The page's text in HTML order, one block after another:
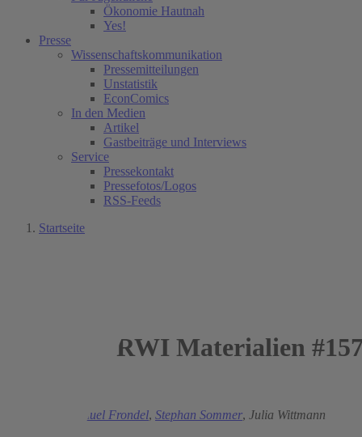
Ökonomie Hautnah
Yes!
Presse
Wissenschaftskommunikation
Pressemitteilungen
Unstatistik
EconComics
In den Medien
Artikel
Gastbeiträge und Interviews
Service
Pressekontakt
Pressefotos/Logos
RSS-Feeds
Startseite
RWI Materialien
Manuel Frondel, Stephan Sommer, Julia Wittmann